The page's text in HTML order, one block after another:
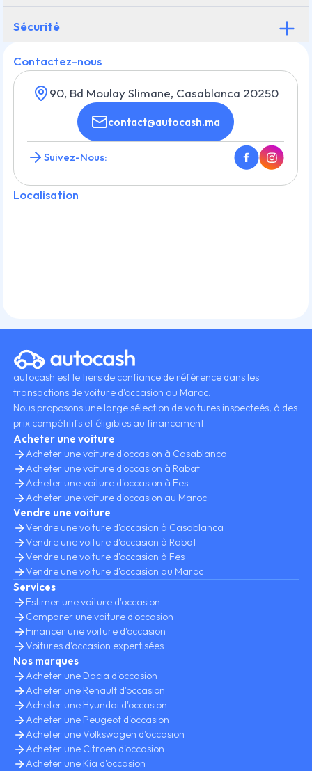
Sécurité
Contactez-nous
90, Bd Moulay Slimane, Casablanca 20250
contact@autocash.ma
Suivez-Nous:
Localisation
autocash est le tiers de confiance de référence dans les
transactions de voiture d’occasion au Maroc.
Nous proposons une large sélection de voitures inspecteés, à des
prix compétitifs et éligibles au financement.
Acheter une voiture
Acheter une voiture d'occasion à Casablanca
Acheter une voiture d'occasion à Rabat
Acheter une voiture d'occasion à Fes
Acheter une voiture d'occasion au Maroc
Vendre une voiture
Vendre une voiture d'occasion à Casablanca
Vendre une voiture d'occasion à Rabat
Vendre une voiture d'occasion à Fes
Vendre une voiture d'occasion au Maroc
Services
Estimer une voiture d'occasion
Comparer une voiture d'occasion
Financer une voiture d'occasion
Voitures d’occasion expertisées
Nos marques
Acheter une Dacia d'occasion
Acheter une Renault d'occasion
Acheter une Hyundai d'occasion
Acheter une Peugeot d'occasion
Acheter une Volkswagen d'occasion
Acheter une Citroen d'occasion
Acheter une Kia d'occasion